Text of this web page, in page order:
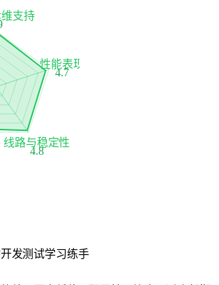
支持
性能表现
4.7
线路与稳定性
4.8
开发测试学习练手